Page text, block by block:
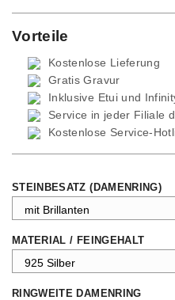
Vorteile
Kostenlose Lieferung
Gratis Gravur
Inklusive Etui und
Service in jeder Filiale
Kostenlose Service-
STEINBESATZ (DAMENRING)
MATERIAL / FEINGEHALT
RINGWEITE DAMENRING